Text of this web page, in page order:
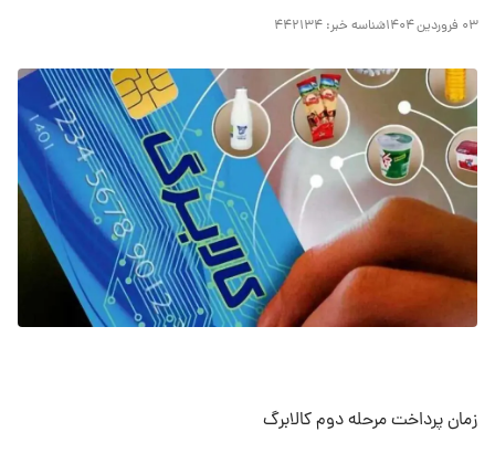
۰۳ فروردین ۱۴۰۴ شناسه خبر: ۴۴۲۱۳۴
زمان پرداخت مرحله دوم کالابرگ